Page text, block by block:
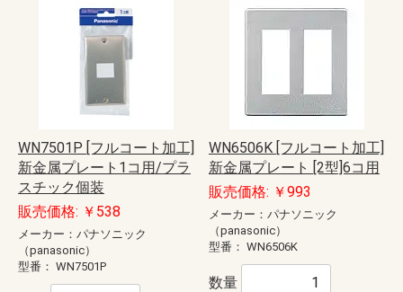
WN7501P [フルコート加工]
新金属プレート1コ用/プラ
スチック個装
販売価格: ￥538
メーカー：パナソニック
（panasonic）
型番： WN7501P
WN6506K [フルコート加工]
新金属プレート [2型]6コ用
販売価格: ￥993
メーカー：パナソニック
（panasonic）
型番： WN6506K
数量